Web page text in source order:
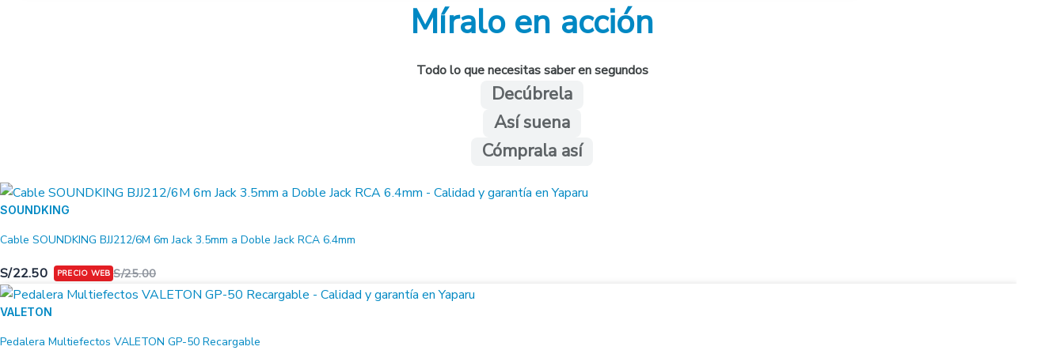
Míralo en acción
Todo lo que necesitas saber en segundos
Decúbrela
Así suena
Cómprala así
SOUNDKING
Cable SOUNDKING BJJ212/6M 6m Jack 3.5mm a Doble Jack RCA 6.4mm
S/25.00
S/22.50
VALETON
Pedalera Multiefectos VALETON GP-50 Recargable